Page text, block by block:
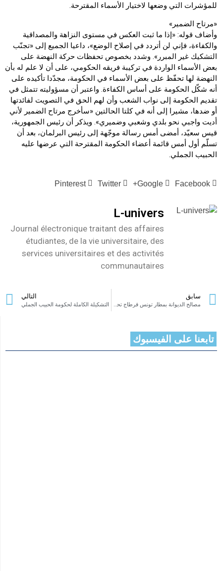
للمؤشرات التي وضعها لاختيار الأسماء المقترحة.
«مرتاح الضمير»
وأضاف قوله: «إذا ما ثبت العكس في مستوى النزاهة والمصداقية
والكفاءة، فإني لن أتردد في إصلاح الوضع»، داعيا الجميع إلى «تجنّب
التشكيك غير المبرر». وشدد بخصوص تحفظات حركة النهضة على
بعض الأسماء الواردة في تركيبة فريقه الحكومي، على أن لا علم له بأن
النهضة لها تحفّظ على بعض الأسماء في الحكومة، مجدّدا تأكيده على
أنه شكّل الحكومة على أساس الكفاءة. واعتبر أن مسؤوليته تتمثل في
تقديم الحكومة إلى نواب الشعب وأن لهم الحق في التصويت لفائدتها
أو ضدها، مشيرا إلى أنه في كلتا الحالتين «سأخرج مرتاح الضمير لأني
أديت واجبي نحو بلدي وشعبي وضميري». ويذكر أن رئيس الجمهورية،
قيس سعيّد، أمضى أمس رسالة موجّهة إلى رئيس البرلمان، بعد أن
تسلّم أول أمس قائمة أعضاء الحكومة المقترحة التي عرضها عليه
الحبيب الجملي.
Facebook
Google+
Twitter
Pinterest
L-univers
Journal électronique traitant des affaires
étudiantes, de la vie universitaire, des
services universitaires et des activités
communautaires
سابق
مصالح الديوانة بمطار تونس قرطاج تحجز حلويات منكهة بمخدر القنب الهندي (الزطلة)
التالي
التشكيلة الكاملة لحكومة الحبيب الجملي
تابعنا على الفيسبوك